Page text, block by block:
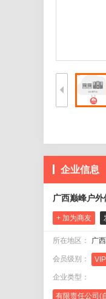
企业信息
广西巅峰户外
+ 加为商友
所在地区： 广
会员级别：
企业类型：
有限责任公司(